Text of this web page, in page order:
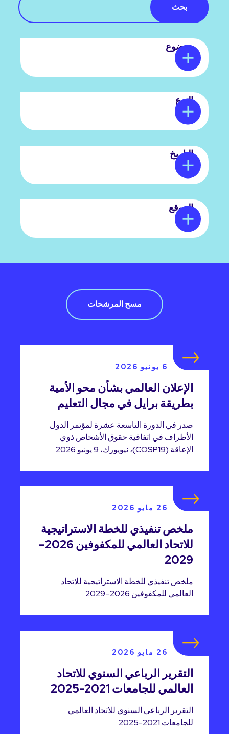
بحث
موضوع
النوع
التاريخ
الموقع
مسح المرشحات
6 يونيو 2026
الإعلان العالمي بشأن محو الأمية
بطريقة برايل في مجال التعليم
صدر في الدورة التاسعة عشرة لمؤتمر الدول
الأطراف في اتفاقية حقوق الأشخاص ذوي
الإعاقة (COSP19)، نيويورك، 9 يونيو 2026.
26 مايو 2026
ملخص تنفيذي للخطة الاستراتيجية
للاتحاد العالمي للمكفوفين 2026–
2029
ملخص تنفيذي للخطة الاستراتيجية للاتحاد
العالمي للمكفوفين 2026–2029
26 مايو 2026
التقرير الرباعي السنوي للاتحاد
العالمي للجامعات 2021-2025
التقرير الرباعي السنوي للاتحاد العالمي
للجامعات 2021-2025